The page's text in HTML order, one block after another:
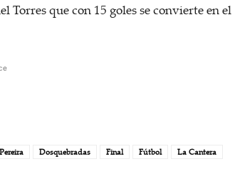
que con 15 goles se convierte en el
Dosquebradas Final Fútbol
La Cantera